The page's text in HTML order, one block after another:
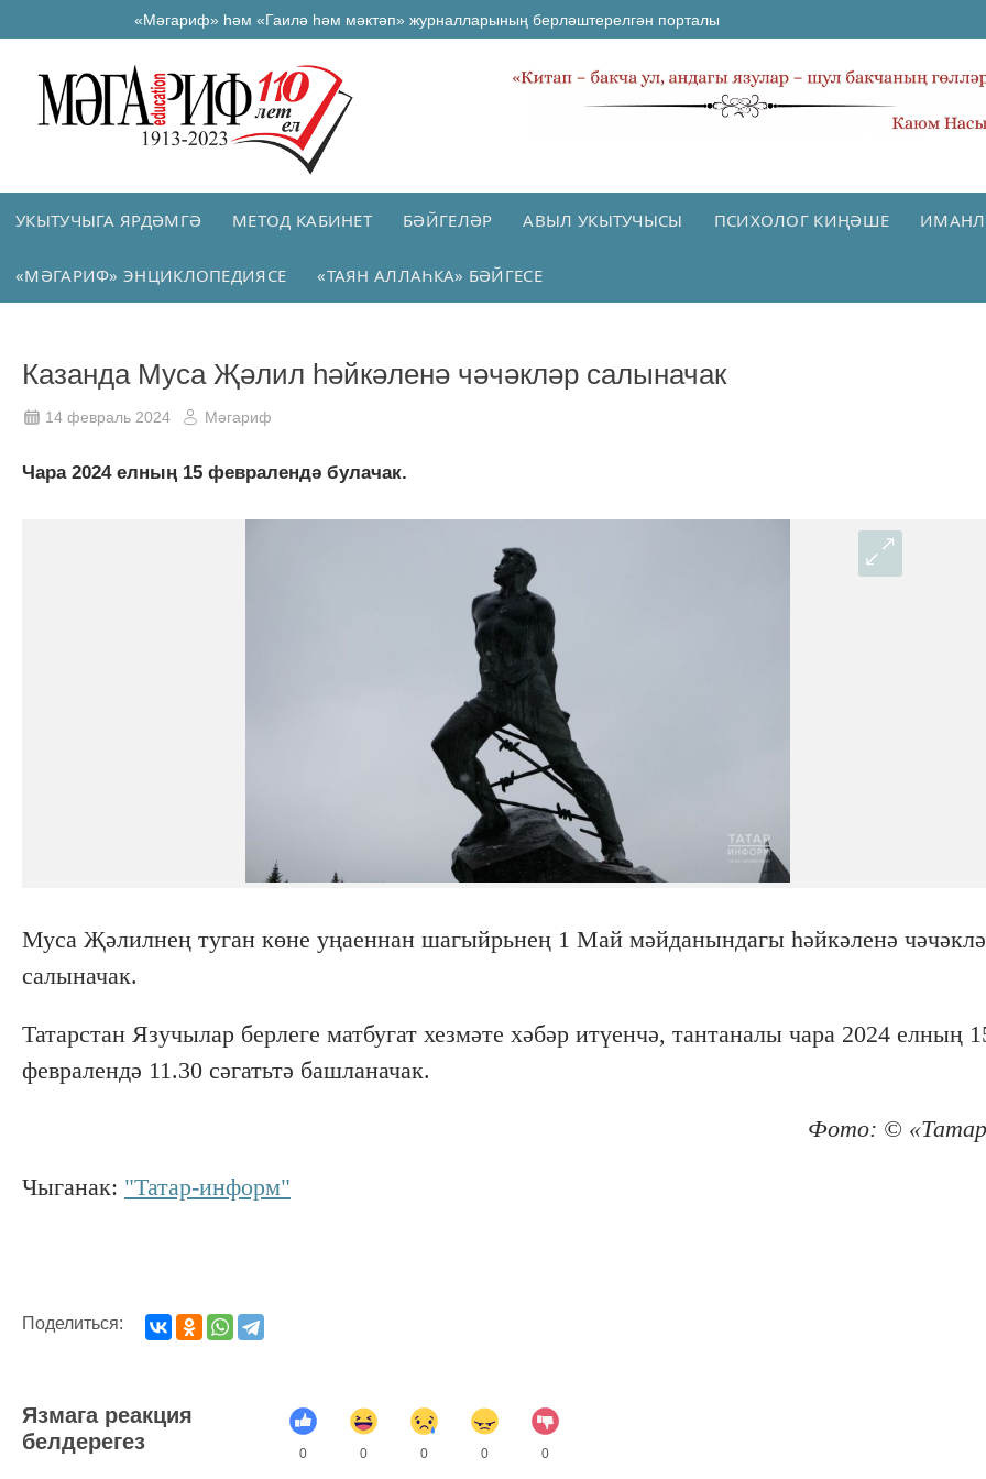
«Мәгариф» һәм «Гаилә һәм мәктәп» журналларының берләштерелгән порталы
УКЫТУЧЫГА ЯРДӘМГӘ МЕТОД КАБИНЕТ БӘЙГЕЛӘР АВЫЛ УКЫТУЧЫСЫ ПСИХОЛОГ КИҢӘШЕ
«МӘГАРИФ» ЭНЦИКЛОПЕДИЯСЕ «ТАЯН АЛЛАҺКА» БӘЙГЕСЕ
Казанда Муса Җәлил һәйкәленә чәчәкләр салыначак
14 февраль 2024 Мәгариф
Чара 2024 елның 15 февралендә булачак.
Муса Җәлилнең туган көне уңаеннан шагыйрьнең 1 Май мәйданындагы һәйкәленә
салыначак.
Татарстан Язучылар берлеге матбугат хезмәте хәбәр итүенчә, тантаналы чара 2024 елның
февралендә 11.30 сәгатьтә башланачак.
Фото: ©
Чыганак: "Татар-информ"
Поделиться:
Язмага реакция
белдерегез
0 0 0 0 0